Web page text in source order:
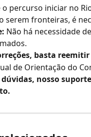
o percurso iniciar no
serem fronteiras, é
Não há necessidade
basta reemitir
de Orientação do
dúvidas, nosso